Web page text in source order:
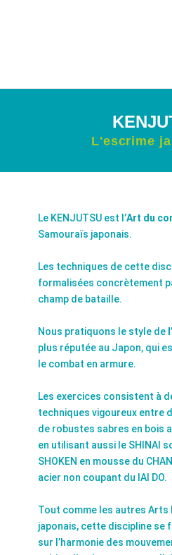
L'escrime
Le KENJUTSU est l’Art du
Samouraïs japonais.
Les techniques de cette
formalisées concrètement
champ de bataille.
Nous pratiquons le style de
plus réputée au Japon, qui
le combat en armure.
Les exercices consistent à
techniques vigoureux entre
de robustes sabres en bois
en utilisant aussi le SHINAI
SHOKEN en mousse du
acier non coupant du IAI DO.
Tout comme les autres Arts
japonais, cette discipline se
sur l’harmonie des